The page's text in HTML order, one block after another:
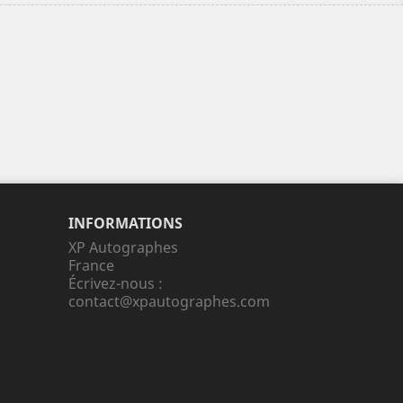
INFORMATIONS
XP Autographes
France
Écrivez-nous :
contact@xpautographes.com